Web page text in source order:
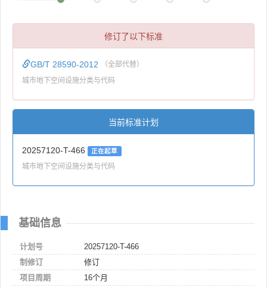
修订了以下标准
GB/T 28590-2012 （全部代替）
城市地下空间设施分类与代码
当前标准计划
20257120-T-466 正在起草
城市地下空间设施分类与代码
基础信息
计划号
20257120-T-466
制修订
修订
项目周期
16个月